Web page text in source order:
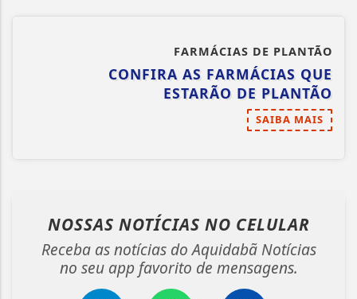
FARMÁCIAS DE PLANTÃO
CONFIRA AS FARMÁCIAS QUE
ESTARÃO DE PLANTÃO
SAIBA MAIS
NOSSAS NOTÍCIAS NO CELULAR
Receba as notícias do Aquidabã Notícias
no seu app favorito de mensagens.